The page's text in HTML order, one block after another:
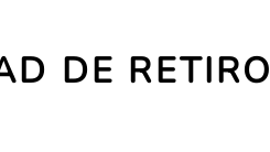
DE RETIRO